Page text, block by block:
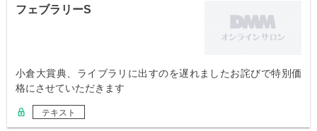
フェブラリーS
小倉大賞典、ライブラリに出すのを遅れましたお詫びで特別価
格にさせていただきます
テキスト